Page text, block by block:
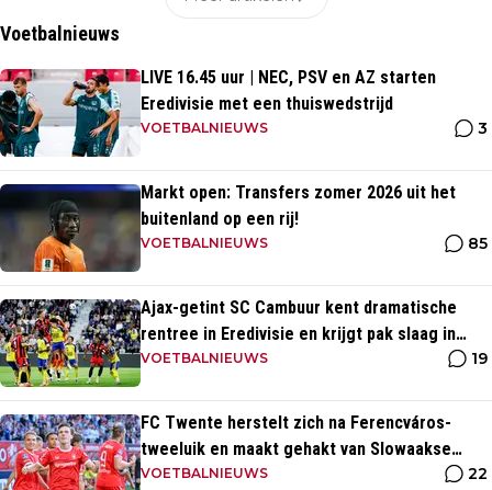
Voetbalnieuws
LIVE 16.45 uur | NEC, PSV en AZ starten
Eredivisie met een thuiswedstrijd
VOETBALNIEUWS 3
Markt open: Transfers zomer 2026 uit het
buitenland op een rij!
VOETBALNIEUWS 85
Ajax-getint SC Cambuur kent dramatische
rentree in Eredivisie en krijgt pak slaag in
eigen huis
VOETBALNIEUWS 19
FC Twente herstelt zich na Ferencváros-
tweeluik en maakt gehakt van Slowaakse
opponent
VOETBALNIEUWS 22